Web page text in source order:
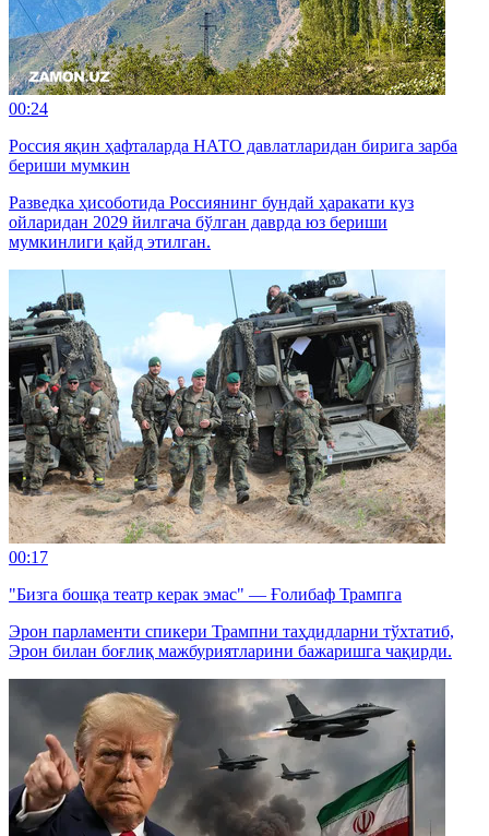
00:24
Россия яқин ҳафталарда НАТО давлатларидан бирига зарба
бериши мумкин
Разведка ҳисоботида Россиянинг бундай ҳаракати куз
ойларидан 2029 йилгача бўлган даврда юз бериши
мумкинлиги қайд этилган.
00:17
"Бизга бошқа театр керак эмас" — Ғолибаф Трампга
Эрон парламенти спикери Трампни таҳдидларни тўхтатиб,
Эрон билан боғлиқ мажбуриятларини бажаришга чақирди.